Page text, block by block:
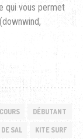
qui vous permet
COURS DÉBUTANT
DE SAL KITE SURF